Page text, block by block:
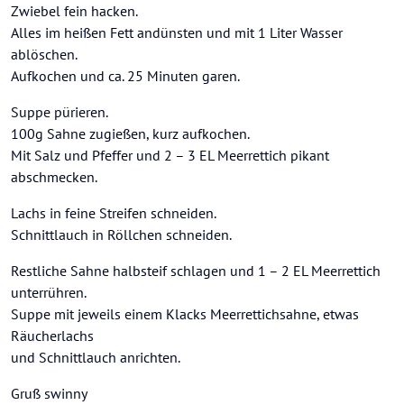
Zwiebel fein hacken.
Alles im heißen Fett andünsten und mit 1 Liter Wasser
ablöschen.
Aufkochen und ca. 25 Minuten garen.
Suppe pürieren.
100g Sahne zugießen, kurz aufkochen.
Mit Salz und Pfeffer und 2 – 3 EL Meerrettich pikant
abschmecken.
Lachs in feine Streifen schneiden.
Schnittlauch in Röllchen schneiden.
Restliche Sahne halbsteif schlagen und 1 – 2 EL Meerrettich
unterrühren.
Suppe mit jeweils einem Klacks Meerrettichsahne, etwas
Räucherlachs
und Schnittlauch anrichten.
Gruß swinny